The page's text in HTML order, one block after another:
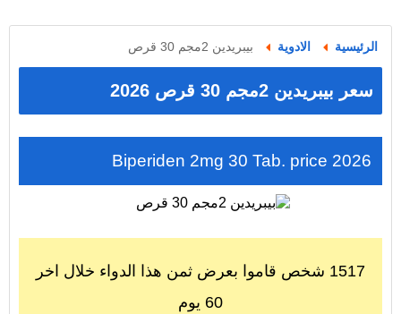
الرئيسية الادوية بيبريدين 2مجم 30 قرص
سعر بيبريدين 2مجم 30 قرص 2026
Biperiden 2mg 30 Tab. price 2026
1517 شخص قاموا بعرض ثمن هذا الدواء خلال اخر
60 يوم